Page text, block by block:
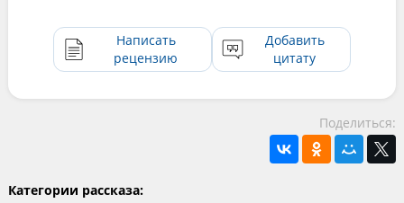
Написать
рецензию
Добавить
цитату
Поделиться:
Категории рассказа: